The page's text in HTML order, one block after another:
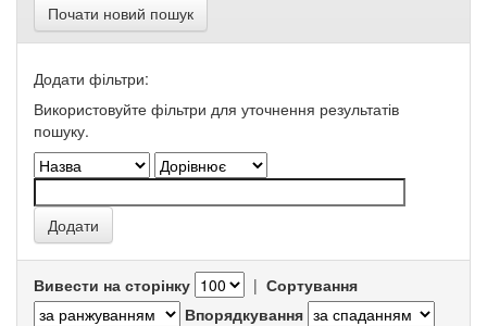
Почати новий пошук
Додати фільтри:
Використовуйте фільтри для уточнення результатів
пошуку.
Вивести на сторінку | Сортування
Впорядкування